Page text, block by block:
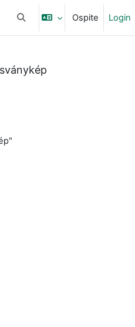
Attiva/disattiva input di
Ospite Login